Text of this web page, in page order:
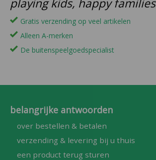
playing kids, happy families
Gratis verzending op veel artikelen
Alleen A-merken
De buitenspeelgoedspecialist
belangrijke antwoorden
over bestellen & betalen
verzending & levering bij u thuis
een product terug sturen